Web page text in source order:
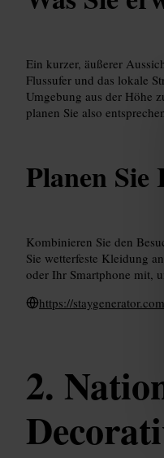
Ein kurzer, äußerer
Flussufer und das lokale
Umgebung aus der Höhe
planen Sie also
Planen Sie
Kombinieren Sie den
Sie wetterfeste Kleidung
oder Ihr Smartphone mit,
https://